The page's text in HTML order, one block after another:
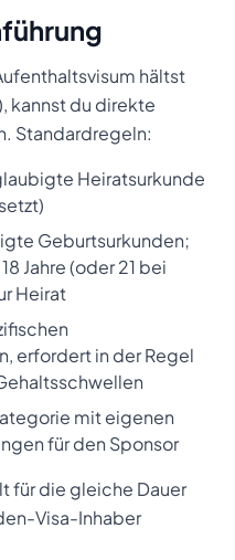
hältst
kannst du direkte
Standardregeln:
Heiratsurkunde
Geburtsurkunden;
Jahre (oder 21 bei
Heirat
erfordert in der Regel
mit eigenen
für den Sponsor
für die gleiche Dauer
Visa-Inhaber